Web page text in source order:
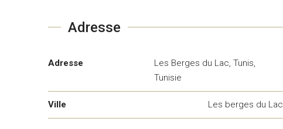
Adresse
Adresse
Les Berges du Lac, Tunis,
Tunisie
Ville Les berges du Lac